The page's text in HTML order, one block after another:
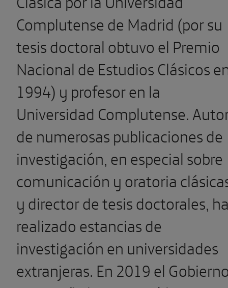
Complutense de Madrid (por su
tesis doctoral obtuvo el Premio
Nacional de Estudios Clásicos
1994) y profesor en la
Universidad Complutense.
de numerosas publicaciones de
investigación, en especial sobre
comunicación y oratoria
y director de tesis doctorales,
realizado estancias de
investigación en universidades
extranjeras. En 2019 el